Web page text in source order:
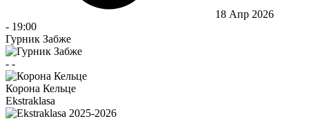
18 Апр 2026
- 19:00
Гурник Забже
- -
Корона Кельце
Ekstraklasa